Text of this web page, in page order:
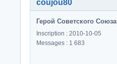
coujou80
Герой Советского Союза
Inscription : 2010-10-05
Messages : 1 683